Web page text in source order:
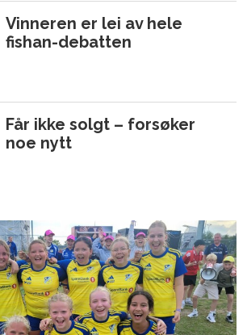
Vinneren er lei av hele
fishan-debatten
Får ikke solgt – forsøker
noe nytt